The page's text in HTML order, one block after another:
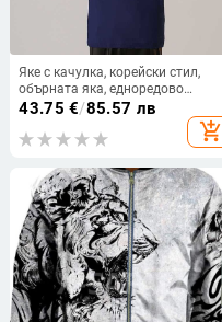
Яке с качулка, корейски стил,
обърната яка, едноредово
закопчаване, джоб с цип
43.75 €/85.57 лв
add_shopping_cart